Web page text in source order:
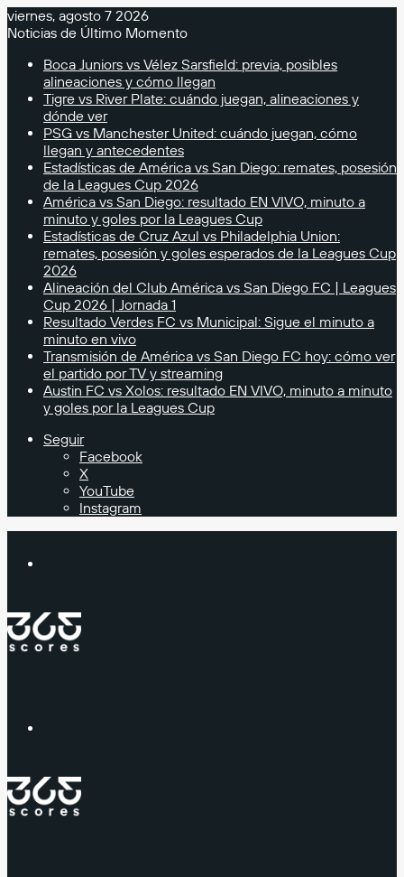
viernes, agosto 7 2026
Noticias de Último Momento
Boca Juniors vs Vélez Sarsfield: previa, posibles
alineaciones y cómo llegan
Tigre vs River Plate: cuándo juegan, alineaciones y
dónde ver
PSG vs Manchester United: cuándo juegan, cómo
llegan y antecedentes
Estadísticas de América vs San Diego: remates, posesión
de la Leagues Cup 2026
América vs San Diego: resultado EN VIVO, minuto a
minuto y goles por la Leagues Cup
Estadísticas de Cruz Azul vs Philadelphia Union:
remates, posesión y goles esperados de la Leagues Cup
2026
Alineación del Club América vs San Diego FC | Leagues
Cup 2026 | Jornada 1
Resultado Verdes FC vs Municipal: Sigue el minuto a
minuto en vivo
Transmisión de América vs San Diego FC hoy: cómo ver
el partido por TV y streaming
Austin FC vs Xolos: resultado EN VIVO, minuto a minuto
y goles por la Leagues Cup
Seguir
Facebook
X
YouTube
Instagram